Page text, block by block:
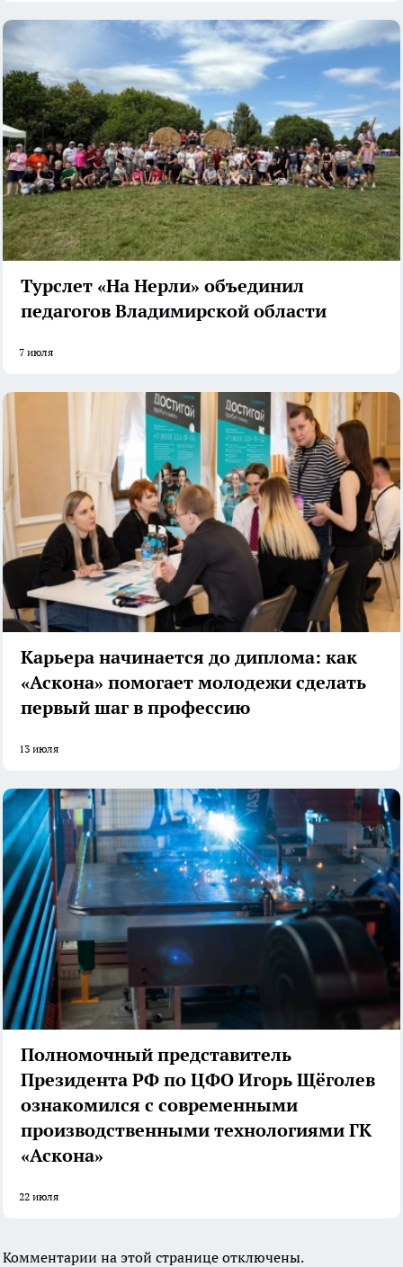
Турслет «На Нерли» объединил
педагогов Владимирской области
7 июля
Карьера начинается до диплома: как
«Аскона» помогает молодежи сделать
первый шаг в профессию
13 июля
Полномочный представитель
Президента РФ по ЦФО Игорь Щёголев
ознакомился с современными
производственными технологиями ГК
«Аскона»
22 июля
Комментарии на этой странице отключены.